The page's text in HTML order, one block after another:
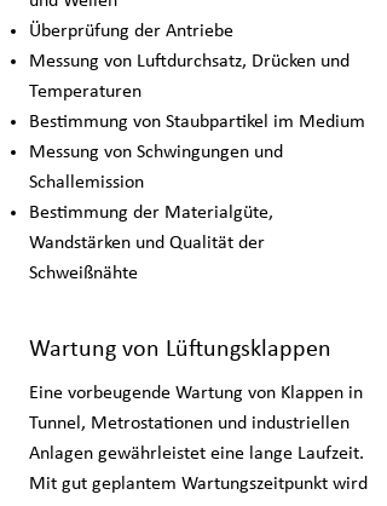
Überprüfung der Antriebe
Messung von Luftdurchsatz, Drücken und
Temperaturen
Bestimmung von Staubpartikel im Medium
Messung von Schwingungen und
Schallemission
Bestimmung der Materialgüte,
Wandstärken und Qualität der
Schweißnähte
Wartung von Lüftungsklappen
Eine vorbeugende Wartung von Klappen in
Tunnel, Metrostationen und industriellen
Anlagen gewährleistet eine lange Laufzeit.
Mit gut geplantem Wartungszeitpunkt wird